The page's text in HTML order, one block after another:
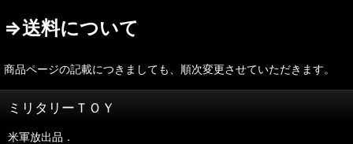
⇒送料について
商品ページの記載につきましても、順次変更させていただきます。
ミリタリーＴＯＹ
米軍放出品．